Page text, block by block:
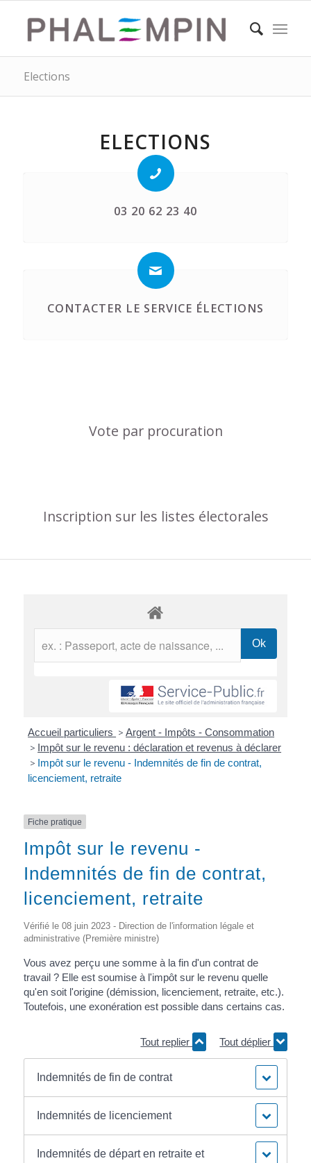
Elections
ELECTIONS
03 20 62 23 40
CONTACTER LE SERVICE ÉLECTIONS
Vote par procuration
Inscription sur les listes électorales
Accueil particuliers > Argent - Impôts - Consommation
> Impôt sur le revenu : déclaration et revenus à déclarer
> Impôt sur le revenu - Indemnités de fin de contrat,
licenciement, retraite
Fiche pratique
Impôt sur le revenu -
Indemnités de fin de contrat,
licenciement, retraite
Vérifié le 08 juin 2023 - Direction de l'information légale et
administrative (Première ministre)
Vous avez perçu une somme à la fin d'un contrat de
travail ? Elle est soumise à l'impôt sur le revenu quelle
qu'en soit l'origine (démission, licenciement, retraite, etc.).
Toutefois, une exonération est possible dans certains cas.
Tout replier Tout déplier
Indemnités de fin de contrat
Indemnités de licenciement
Indemnités de départ en retraite et